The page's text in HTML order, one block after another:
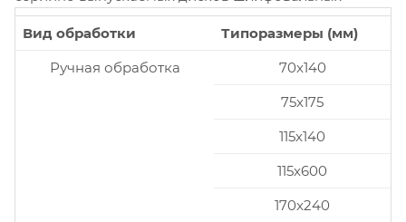
Вид обработки
Типоразмеры (мм)
Ручная обработка
70x140
75x175
115x140
115x600
170x240